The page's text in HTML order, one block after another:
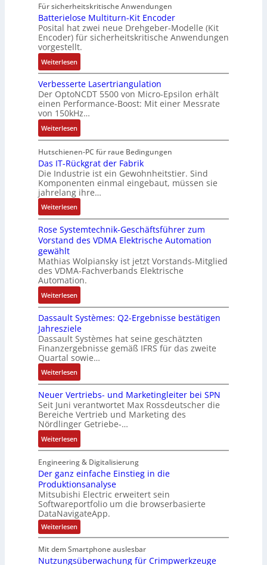
L
3
f
ü
r
s
i
c
h
e
r
e
E
n
t
w
i
c
k
l
u
n
g
o
b
o
t
,
3
M
i
l
l
i
o
n
e
n
A
r
b
e
i
t
s
k
r
ä
f
t
e
u
t
o
m
a
t
i
o
n
e
x
p
a
n
d
i
e
r
t
f
t
r
a
g
s
e
i
n
g
a
n
g
i
m
M
a
s
c
h
i
n
e
n
-
A
n
l
a
g
e
n
b
a
u
:
P
o
s
i
t
i
v
e
M
o
m
Für sicherheitskritische Anwendungen
Batterielose Multiturn-Kit Encoder
Posital hat zwei neue Drehgeber-Modelle (Kit
Encoder) für sicherheitskritische Anwendungen
vorgestellt.
Weiterlesen:
B
a
t
t
e
r
i
e
l
o
s
e
M
u
l
t
t
u
r
n
-
K
i
t
E
n
c
d
e
r
Verbesserte Lasertriangulation
Der OptoNCDT 5500 von Micro-Epsilon erhält
einen Performance-Boost: Mit einer Messrate
von 150kHz…
Weiterlesen:
V
e
r
b
e
s
s
e
r
t
L
a
s
e
r
t
r
i
a
n
g
a
t
o
Hutschienen-PC für raue Bedingungen
Das IT-Rückgrat der Fabrik
Die Industrie ist ein Gewohnheitstier. Sind
Komponenten einmal eingebaut, müssen sie
jahrelang ihre…
Weiterlesen:
D
a
s
T
-
R
ü
c
k
g
r
a
t
d
e
r
F
a
b
r
k
Rose Systemtechnik-Geschäftsführer zum
Vorstand des VDMA Elektrische Automation
gewählt
Mathias Wolpiansky ist jetzt Vorstands-Mitglied
des VDMA-Fachverbands Elektrische
Automation.
Weiterlesen:
R
o
s
e
S
y
s
t
e
m
t
e
c
h
n
i
k
-
G
e
s
h
Dassault Systèmes: Q2-Ergebnisse bestätigen
Jahresziele
Dassault Systèmes hat seine geschätzten
Finanzergebnisse gemäß IFRS für das zweite
Quartal sowie…
Weiterlesen:
D
a
s
s
a
u
l
t
S
y
s
t
è
m
s
Neuer Vertriebs- und Marketingleiter bei SPN
Seit Juni verantwortet Max Rossdeutscher die
Bereiche Vertrieb und Marketing des
Nördlinger Getriebe-…
Weiterlesen:
N
e
u
e
r
V
e
r
t
r
i
Engineering & Digitalisierung
Der ganz einfache Einstieg in die
Produktionsanalyse
Mitsubishi Electric erweitert sein
Softwareportfolio um die browserbasierte
DataNavigateApp.
Weiterlesen:
D
r
g
Mit dem Smartphone auslesbar
Nutzungsüberwachung für Crimpwerkzeuge